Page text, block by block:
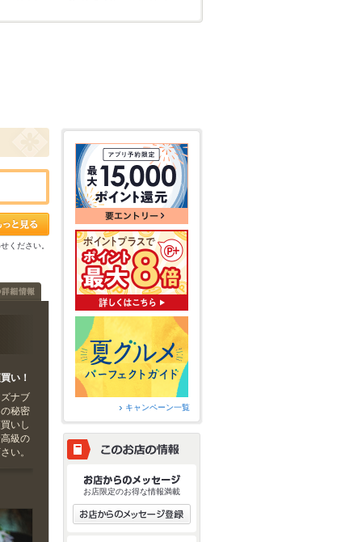
ください。
い！
ナブ
秘密
いし
級の
い。
キャンペーン一覧
お店限定のお得な情報満載